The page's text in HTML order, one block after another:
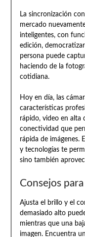
La sincronización
mercado
inteligentes, con
edición,
persona puede
haciendo de la
cotidiana.
Hoy en día, las
características
rápido, video en alta
conectividad que
rápida de imágenes.
y tecnologías te
sino también
Consejos
Ajusta el brillo y el
demasiado alto
mientras que una
imagen. Encuentra